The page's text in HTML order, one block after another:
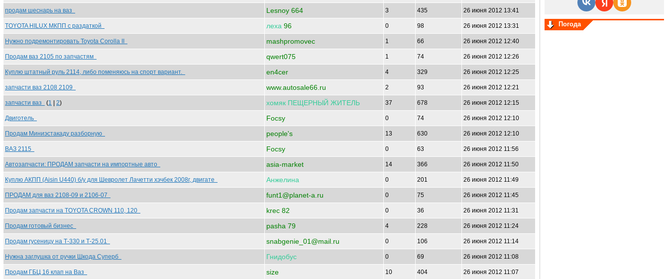
продам шеснарь на ваз Lesnoy 664 3 435 26 июня 2012 13:41
TOYOTA HILUX МКПП с раздаткой леха 96 0 98 26 июня 2012 13:31
Нужно подремонтировать Toyota Corolla II mashpromovec 1 66 26 июня 2012 12:40
Продам ваз 2105 по запчастям qwert075 1 74 26 июня 2012 12:26
Куплю штатный руль 2114, либо поменяюсь на спорт вариант. en4cer 4 329 26 июня 2012 12:25
запчасти ваз 2108 2109 www.autosale66.ru 2 93 26 июня 2012 12:21
запчасти ваз (1 2) хомяк ПЕЩЕРНЫЙ ЖИТЕЛЬ 37 678 26 июня 2012 12:15
Двиготель Focsy 0 74 26 июня 2012 12:10
Продам Миниэстакаду разборную people's 13 630 26 июня 2012 12:10
ВАЗ 2115 Focsy 0 63 26 июня 2012 11:56
Автозапчасти: ПРОДАМ запчасти на импортные авто asia-market 14 366 26 июня 2012 11:50
Куплю АКПП (Aisin U440) б/у для Шевролет Лачетти хэчбек 2008г, двигате Анжелина 0 201 26 июня 2012 11:49
ПРОДАМ для ваз 2108-09 и 2106-07 funt1@planet-a.ru 0 75 26 июня 2012 11:45
Продам запчасти на TOYOTA CROWN 110, 120 krec 82 0 36 26 июня 2012 11:31
Продам готовый бизнес pasha 79 4 228 26 июня 2012 11:24
Продам гусеницу на Т-330 и Т-25.01 snabgenie_01@mail.ru 0 106 26 июня 2012 11:14
Нужна заглушка от ручки Шкода Суперб Гнидобус 0 69 26 июня 2012 11:08
Продам ГБЦ 16 клап на Ваз size 10 404 26 июня 2012 11:07
Погода